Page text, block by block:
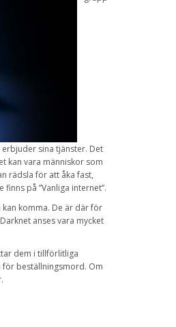
erbjuder sina tjänster. Det
kan vara människor som
rädsla för att åka fast,
på ”Vanliga internet”.
komma. De är där för
Darknet anses vara mycket
dem i tillförlitliga
för beställningsmord. Om
.